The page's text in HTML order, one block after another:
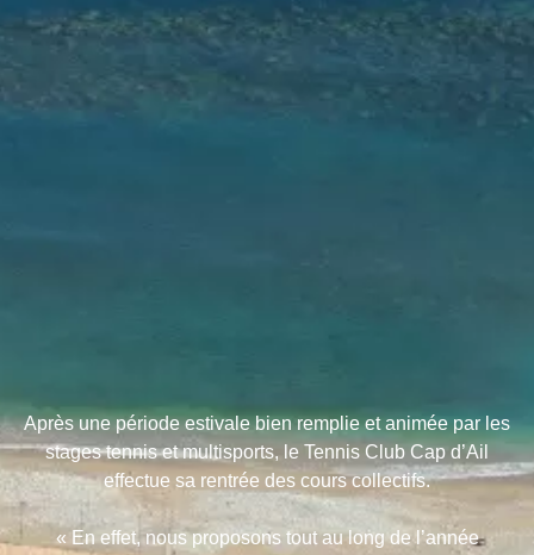
Après une période estivale bien remplie et animée par les
stages tennis et multisports, le Tennis Club Cap d’Ail
effectue sa rentrée des cours collectifs.
« En effet, nous proposons tout au long de l’année